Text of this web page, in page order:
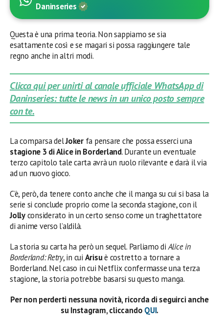
Daninseries
Questa è una prima teoria. Non sappiamo se sia
esattamente così e se magari si possa raggiungere tale
regno anche in altri modi.
Clicca qui per unirti al canale ufficiale WhatsApp di
Daninseries: tutte le news in un unico posto sempre
con te.
La comparsa delJokerfa pensare che possa esserci una
stagione 3 di Alice in Borderland. Durante un eventuale
terzo capitolo tale carta avrà un ruolo rilevante e darà il via
ad un nuovo gioco.
C’è, però, da tenere conto anche che il manga su cui si basa la
serie si conclude proprio come la seconda stagione, con il
Jollyconsiderato in un certo senso come un traghettatore
di anime verso l’aldilà.
La storia su carta ha però un sequel. Parliamo diAlice in
Borderland: Retry, in cui Arisuè costretto a tornare a
Borderland. Nel caso in cui Netflix confermasse una terza
stagione, la storia potrebbe basarsi su questo manga.
Per non perderti nessuna novità, ricorda di seguirci anche
su Instagram, cliccando QUI.